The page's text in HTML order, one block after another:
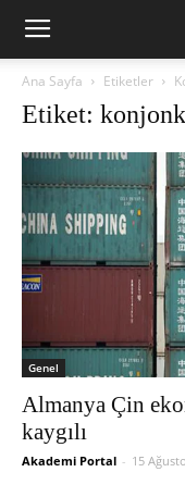
Ana Sayfa Etiketler
Etiket:
Genel
Almanya Çin
kaygılı
Akademi Portal - 15